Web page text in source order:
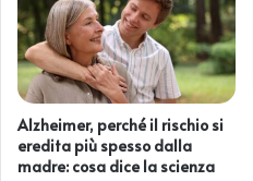
Alzheimer, perché il rischio si
eredita più spesso dalla
madre: cosa dice la scienza